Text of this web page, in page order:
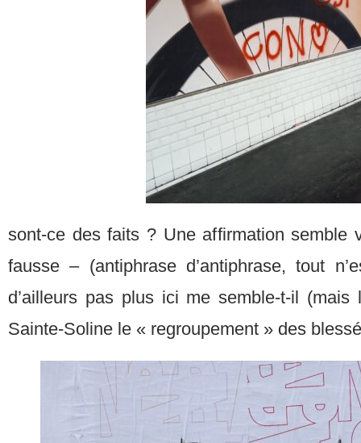
sont-ce des faits ? Une affirmation semble
fausse – (antiphrase d’antiphrase, tout
d’ailleurs pas plus ici me semble-t-il
Sainte-Soline le « regroupement » des